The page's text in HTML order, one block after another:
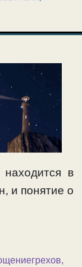
в
и понятие о
,